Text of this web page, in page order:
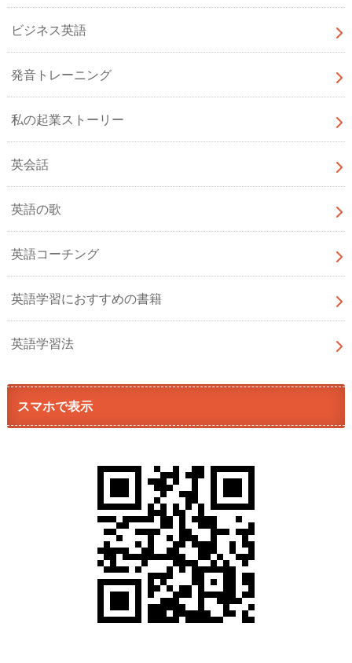
ビジネス英語
発音トレーニング
私の起業ストーリー
英会話
英語の歌
英語コーチング
英語学習におすすめの書籍
英語学習法
スマホで表示